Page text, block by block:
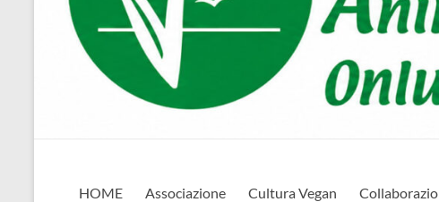
AVA
HOME
Associazione Cultura Vegan